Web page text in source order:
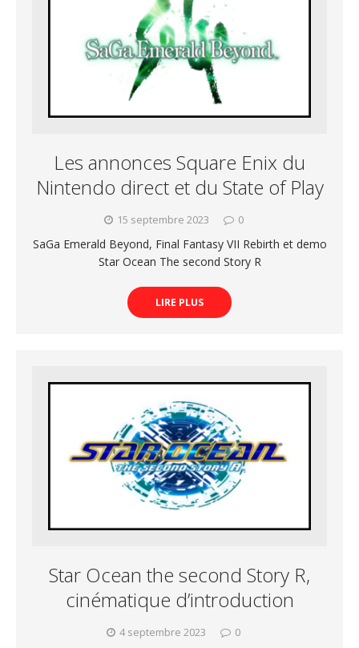
Les annonces Square Enix du
Nintendo direct et du State of Play
15 septembre 2023 0
SaGa Emerald Beyond, Final Fantasy VII Rebirth et demo
Star Ocean The second Story R
LIRE PLUS
Star Ocean the second Story R,
cinématique d’introduction
4 septembre 2023 0